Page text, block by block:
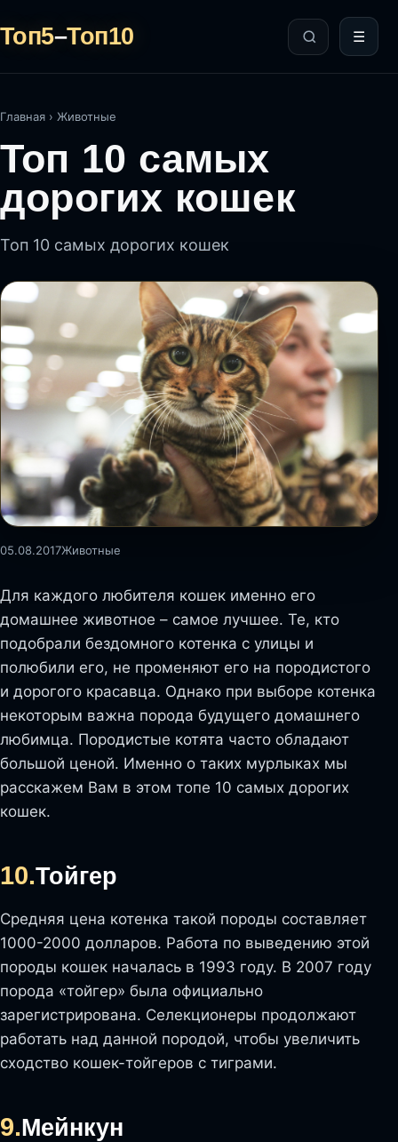
Топ5–Топ10 ☰
Главная › Животные
Топ 10 самых
дорогих кошек
Топ 10 самых дорогих кошек
05.08.2017Животные
Для каждого любителя кошек именно его
домашнее животное – самое лучшее. Те, кто
подобрали бездомного котенка с улицы и
полюбили его, не променяют его на породистого
и дорогого красавца. Однако при выборе котенка
некоторым важна порода будущего домашнего
любимца. Породистые котята часто обладают
большой ценой. Именно о таких мурлыках мы
расскажем Вам в этом топе 10 самых дорогих
кошек.
10.Тойгер
Средняя цена котенка такой породы составляет
1000-2000 долларов. Работа по выведению этой
породы кошек началась в 1993 году. В 2007 году
порода «тойгер» была официально
зарегистрирована. Селекционеры продолжают
работать над данной породой, чтобы увеличить
сходство кошек-тойгеров с тиграми.
9.Мейнкун